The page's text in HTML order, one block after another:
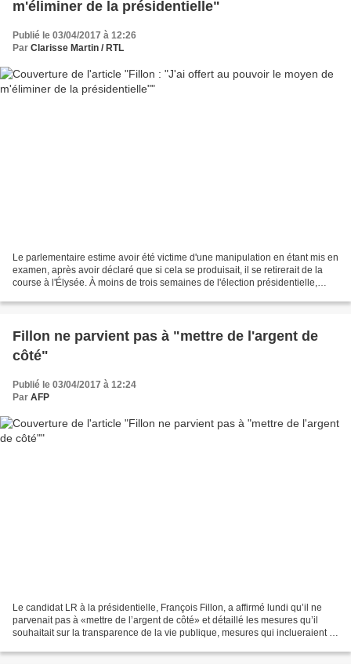
m'éliminer de la présidentielle"
Publié le 03/04/2017 à 12:26
Par Clarisse Martin / RTL
Le parlementaire estime avoir été victime d'une manipulation en étant mis en
examen, après avoir déclaré que si cela se produisait, il se retirerait de la
course à l'Élysée. À moins de trois semaines de l'élection présidentielle,
Fillon ne parvient pas à "mettre de l'argent de
côté"
Publié le 03/04/2017 à 12:24
Par AFP
Le candidat LR à la présidentielle, François Fillon, a affirmé lundi qu’il ne
parvenait pas à «mettre de l’argent de côté» et détaillé les mesures qu’il
souhaitait sur la transparence de la vie publique, mesures qui inclueraient la